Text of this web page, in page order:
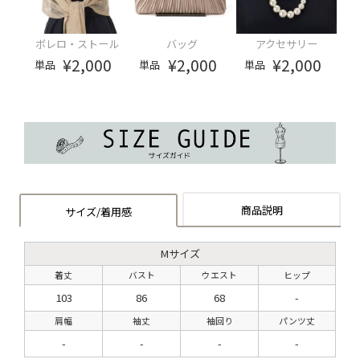
ボレロ・ストール
単品 ¥2,000
バッグ
単品 ¥2,000
アクセサリー
単品 ¥2,000
サイズ/着用感 商品説明
Mサイズ
着丈 バスト ウエスト ヒップ
103 86 68 -
肩幅 袖丈 袖回り パンツ丈
- - - -